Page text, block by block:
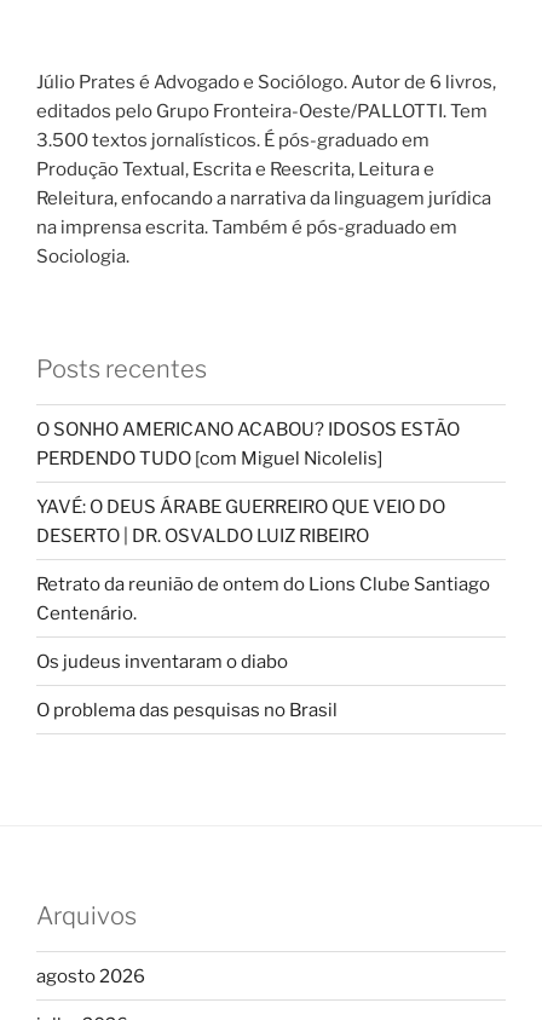
Júlio Prates é Advogado e Sociólogo. Autor de 6 livros,
editados pelo Grupo Fronteira-Oeste/PALLOTTI. Tem
3.500 textos jornalísticos. É pós-graduado em
Produção Textual, Escrita e Reescrita, Leitura e
Releitura, enfocando a narrativa da linguagem jurídica
na imprensa escrita. Também é pós-graduado em
Sociologia.
Posts recentes
O SONHO AMERICANO ACABOU? IDOSOS ESTÃO
PERDENDO TUDO [com Miguel Nicolelis]
YAVÉ: O DEUS ÁRABE GUERREIRO QUE VEIO DO
DESERTO | DR. OSVALDO LUIZ RIBEIRO
Retrato da reunião de ontem do Lions Clube Santiago
Centenário.
Os judeus inventaram o diabo
O problema das pesquisas no Brasil
Arquivos
agosto 2026